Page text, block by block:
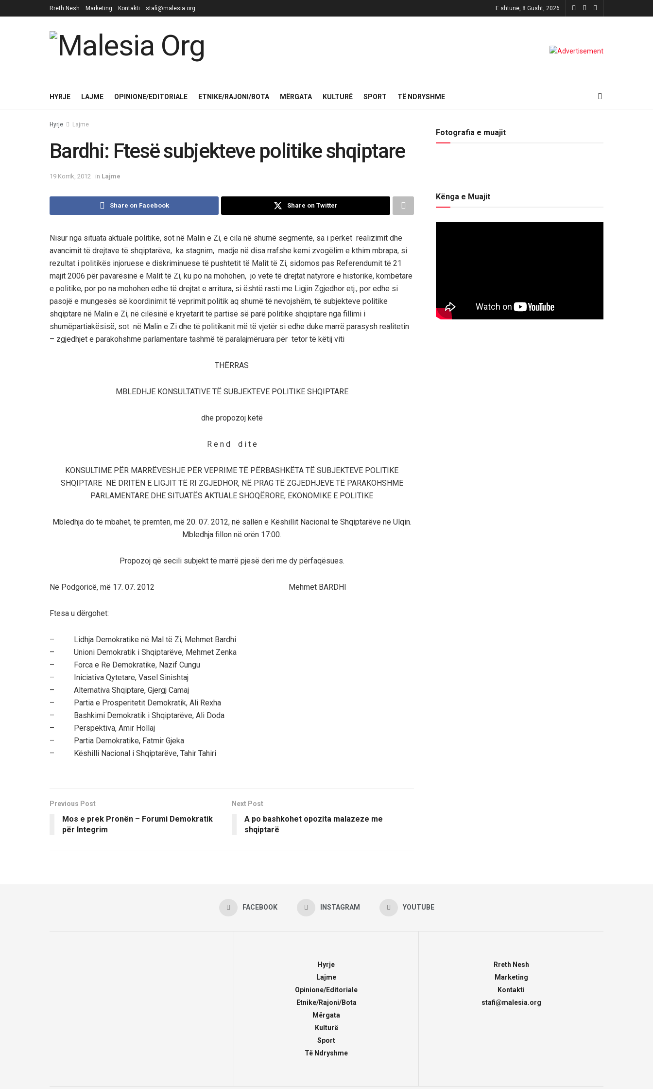
Rreth Nesh Marketing Kontakti stafi@malesia.org E shtunë, 8 Gusht, 2026
HYRJE LAJME OPINIONE/EDITORIALE ETNIKE/RAJONI/BOTA MËRGATA KULTURË SPORT TË NDRYSHME
Hyrje Lajme
Bardhi: Ftesë subjekteve politike shqiptare
19 Korrik, 2012 in Lajme
Share on Facebook Share on Twitter
Nisur nga situata aktuale politike, sot në Malin e Zi, e cila në shumë segmente, sa i përket realizimit dhe
avancimit të drejtave të shqiptarëve, ka stagnim, madje në disa rrafshe kemi zvogëlim e kthim mbrapa, si
rezultat i politikës injoruese e diskriminuese të pushtetit të Malit të Zi, sidomos pas Referendumit të 21
majit 2006 për pavarësinë e Malit të Zi, ku po na mohohen, jo vetë të drejtat natyrore e historike, kombëtare
e politike, por po na mohohen edhe të drejtat e arritura, si është rasti me Ligjin Zgjedhor etj., por edhe si
pasojë e mungesës së koordinimit të veprimit politik aq shumë të nevojshëm, të subjekteve politike
shqiptare në Malin e Zi, në cilësinë e kryetarit të partisë së parë politike shqiptare nga fillimi i
shumëpartiakësisë, sot në Malin e Zi dhe të politikanit më të vjetër si edhe duke marrë parasysh realitetin
– zgjedhjet e parakohshme parlamentare tashmë të paralajmëruara për tetor të këtij viti
THËRRAS
MBLEDHJE KONSULTATIVE TË SUBJEKTEVE POLITIKE SHQIPTARE
dhe propozoj këtë
R e n d d i t e
KONSULTIME PËR MARRËVESHJE PËR VEPRIME TË PËRBASHKËTA TË SUBJEKTEVE POLITIKE
SHQIPTARE NË DRITËN E LIGJIT TË RI ZGJEDHOR, NË PRAG TË ZGJEDHJEVE TË PARAKOHSHME
PARLAMENTARE DHE SITUATËS AKTUALE SHOQËRORE, EKONOMIKE E POLITIKE
Mbledhja do të mbahet, të premten, më 20. 07. 2012, në sallën e Këshillit Nacional të Shqiptarëve në Ulqin.
Mbledhja fillon në orën 17:00.
Propozoj që secili subjekt të marrë pjesë deri me dy përfaqësues.
Në Podgoricë, më 17. 07. 2012 Mehmet BARDHI
Ftesa u dërgohet:
– Lidhja Demokratike në Mal të Zi, Mehmet Bardhi
– Unioni Demokratik i Shqiptarëve, Mehmet Zenka
– Forca e Re Demokratike, Nazif Cungu
– Iniciativa Qytetare, Vasel Sinishtaj
– Alternativa Shqiptare, Gjergj Camaj
– Partia e Prosperitetit Demokratik, Ali Rexha
– Bashkimi Demokratik i Shqiptarëve, Ali Doda
– Perspektiva, Amir Hollaj
– Partia Demokratike, Fatmir Gjeka
– Këshilli Nacional i Shqiptarëve, Tahir Tahiri
Previous Post
Mos e prek Pronën – Forumi Demokratik
për Integrim
Next Post
A po bashkohet opozita malazeze me
shqiptarë
Fotografia e muajit
Kënga e Muajit
FACEBOOK INSTAGRAM YOUTUBE
Hyrje
Lajme
Opinione/Editoriale
Etnike/Rajoni/Bota
Mërgata
Kulturë
Sport
Të Ndryshme
Rreth Nesh
Marketing
Kontakti
stafi@malesia.org